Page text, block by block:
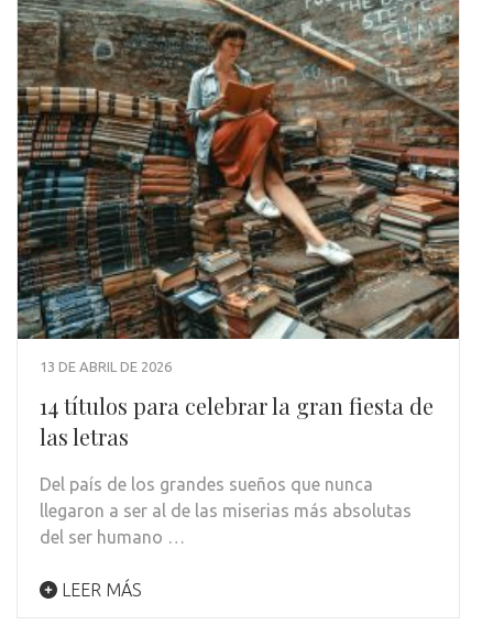
13 DE ABRIL DE 2026
14 títulos para celebrar la gran fiesta de
las letras
Del país de los grandes sueños que nunca
llegaron a ser al de las miserias más absolutas
del ser humano …
LEER MÁS